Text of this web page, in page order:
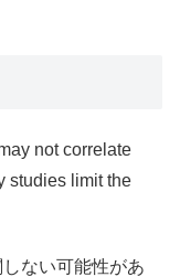
not correlate
studies limit the
ない可能性があ